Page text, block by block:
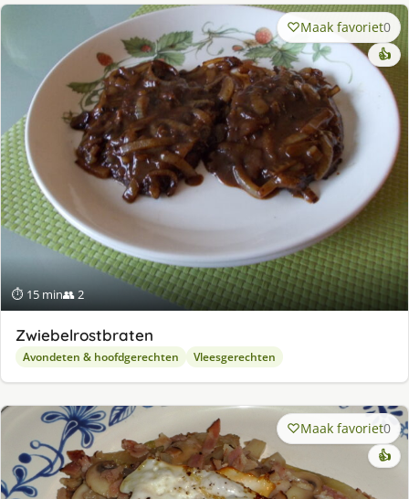
⏱ 15 min👥 2
Maak favoriet0
👍
Zwiebelrostbraten
Avondeten & hoofdgerechten Vleesgerechten
Maak favoriet0
👍